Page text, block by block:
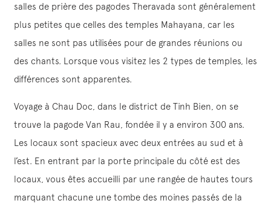
salles de prière des pagodes Theravada sont généralement
plus petites que celles des temples Mahayana, car les
salles ne sont pas utilisées pour de grandes réunions ou
des chants. Lorsque vous visitez les 2 types de temples, les
différences sont apparentes.
Voyage à Chau Doc, dans le district de Tinh Bien, on se
trouve la pagode Van Rau, fondée il y a environ 300 ans.
Les locaux sont spacieux avec deux entrées au sud et à
l’est. En entrant par la porte principale du côté est des
locaux, vous êtes accueilli par une rangée de hautes tours
marquant chacune une tombe des moines passés de la